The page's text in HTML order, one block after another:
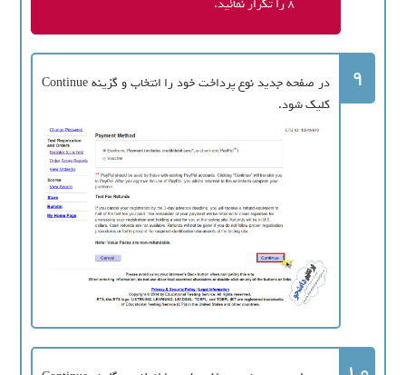
8 را تکرار نمائید.
9
در صفحه جدید نوع پرداخت خود را انتخاب و گزینه Continue
کلیک شود.